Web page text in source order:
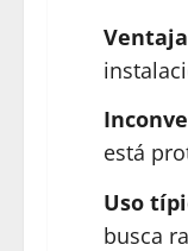
está
Uso
busca